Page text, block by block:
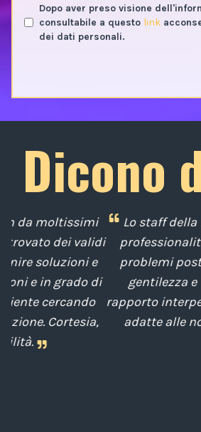
Dopo aver preso visione
consultabile a questo link
dei dati personali.
Dicono
Lo staff della Mind Design ci
professionalità nella
problemi posti da noi nel
gentilezza e disponibilità
rapporto interpersonale, con
adatte alle nostre esigenze